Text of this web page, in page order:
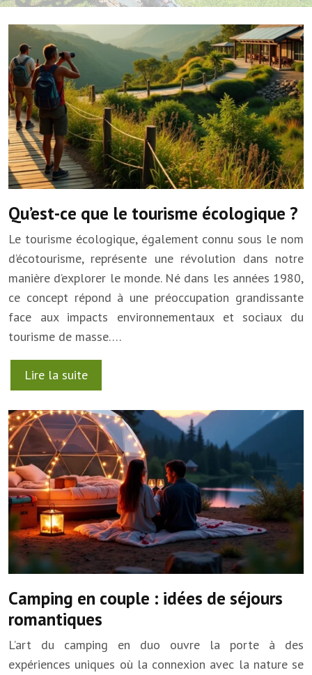
Qu’est-ce que le tourisme écologique ?
Le tourisme écologique, également connu sous le nom
d’écotourisme, représente une révolution dans notre
manière d’explorer le monde. Né dans les années 1980,
ce concept répond à une préoccupation grandissante
face aux impacts environnementaux et sociaux du
tourisme de masse….
Lire la suite
Camping en couple : idées de séjours
romantiques
L’art du camping en duo ouvre la porte à des
expériences uniques où la connexion avec la nature se